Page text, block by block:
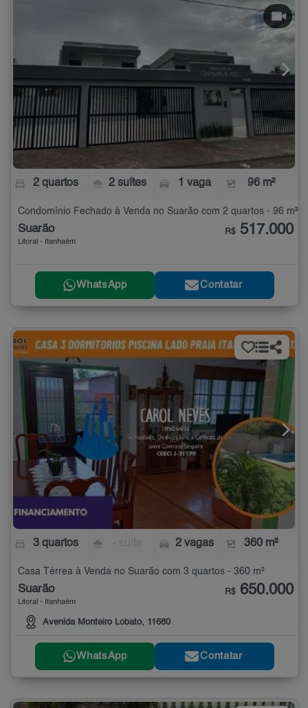
2 quartos 2 suítes 1 vaga 96 m²
Condomínio Fechado à Venda no Suarão com 2 quartos - 96 m²
Suarão
Litoral - Itanhaém
R$ 517.000
WhatsApp Contatar
3 quartos 2 vagas 360 m²
Casa Térrea à Venda no Suarão com 3 quartos - 360 m²
Suarão
Litoral - Itanhaém
Avenida Monteiro Lobato, 11680
R$ 650.000
WhatsApp Contatar